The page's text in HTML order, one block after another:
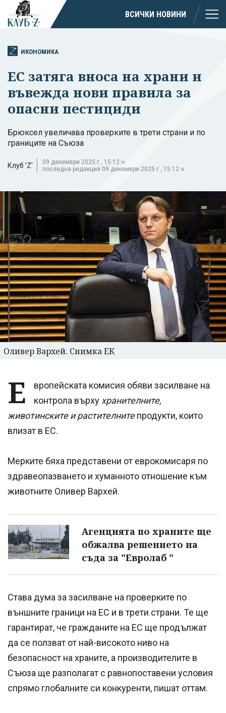
ВСИЧКИ НОВИНИ
ИКОНОМИКА
ЕС затяга вноса на храни и
въвежда нови правила за
опасни пестициди
Брюксел увеличава проверките в трети страни и по
границите на Съюза
Клуб 'Z'
09 декември 2025 г., 15:12 ч.
последна редакция 09 декември 2025 г., 15:12 ч.
Оливер Вархей. Снимка ЕК
Е
вропейската комисия обяви засилване на
контрола върху хранителните,
животинските и растителнитепродукти, които
влизат в ЕС.
Мерките бяха представени от еврокомисаря по
здравеопазването и хуманното отношение към
животните Оливер Вархей.
Агенцията по храните ще
обжалва решението на
съда за "Евролаб "
Става дума за засилване на проверките по
външните граници на ЕС и в трети страни. Те ще
гарантират, че гражданите на ЕС ще продължат
да се ползват от най-високото ниво на
безопасност на храните, а производителите в
Съюза ще разполагат с равнопоставени условия
спрямо глобалните си конкуренти, пишат оттам.